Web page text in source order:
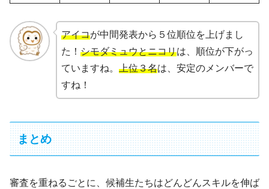
アイコが中間発表から５位順位を上げまし
た！ シモダミュウとニコリは、順位が下がっ
ていますね。 上位３名は、安定のメンバーで
すね！
まとめ
審査を重ねるごとに、候補生たちはどんどんスキルを伸ば